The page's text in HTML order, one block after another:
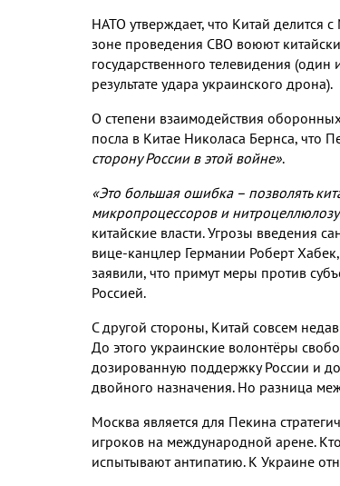
НАТО утверждает, что Китай делится
зоне проведения СВО воюют
государственного телевидения
результате удара украинского дрона).
О степени взаимодействия
посла в Китае Николаса Бернса, что
сторону России в этой войне».
«Это большая ошибка – позволять
микропроцессоров и
китайские власти. Угрозы введения
вице-канцлер Германии Роберт
заявили, что примут меры против
Россией.
С другой стороны, Китай совсем
До этого украинские волонтёры
дозированную поддержку России и
двойного назначения. Но разница
Москва является для Пекина
игроков на международной арене.
испытывают антипатию. К Украине